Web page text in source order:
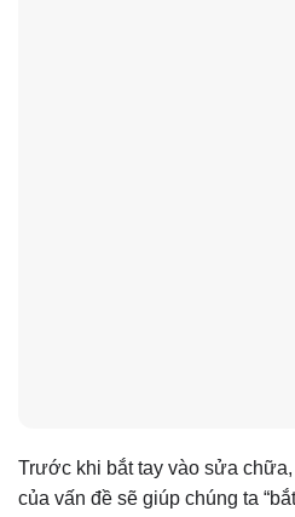
Trước khi bắt tay vào sửa
của vấn đề sẽ giúp chúng ta